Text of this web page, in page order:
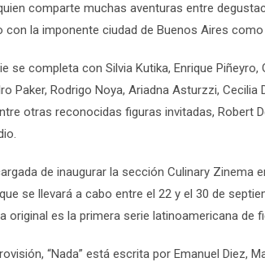
comparte muchas aventuras entre
con la imponente ciudad de Buenos Aires
se completa con Silvia Kutika, Enrique Piñeyro,
Paker, Rodrigo Noya, Ariadna Asturzzi, Cecilia
otras reconocidas figuras invitadas, Robert
de inaugurar la sección Culinary Zinema
que se llevará a cabo entre el 22 y el 30 de
original es la primera serie latinoamericana de
, “Nada” está escrita por Emanuel Diez,